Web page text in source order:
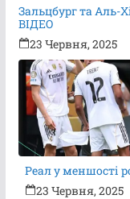
Зальцбург та Аль-
ВІДЕО
23 Червня, 2025
Реал у меншості
23 Червня, 2025